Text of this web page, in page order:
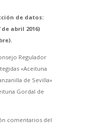
de datos:
de abril 2016)
Regulador
«Aceituna
de Sevilla»
Gordal de
comentarios del